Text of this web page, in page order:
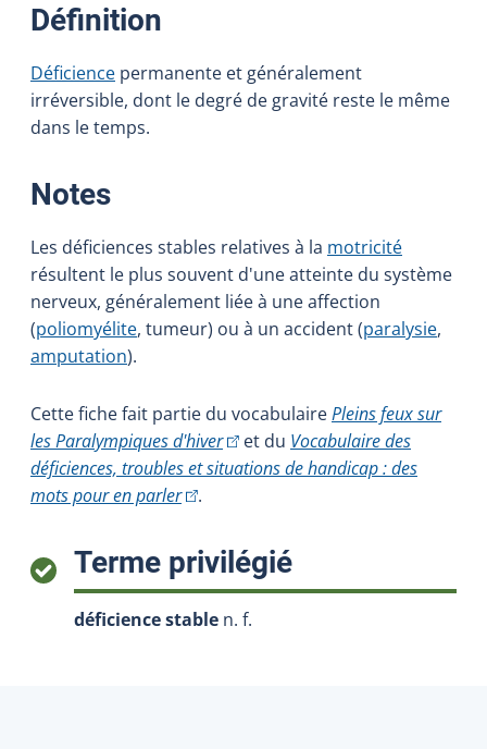
Définition
Déficience permanente et généralement
irréversible, dont le degré de gravité reste le même
dans le temps.
Notes:
Les déficiences stables relatives à la motricité
résultent le plus souvent d'une atteinte du système
nerveux, généralement liée à une affection
(poliomyélite, tumeur) ou à un accident (paralysie,
amputation).
Cette fiche fait partie du vocabulairePleins feux sur
les Paralympiques d'hiver(Cet hyperlien externe s'ouvrira
et du Vocabulaire des
déficiences, troubles et situations de handicap : des
mots pour en parler(Cet hyperlien externe s'ouvrira dans
.
Terme privilégié:
déficience stable n. f.